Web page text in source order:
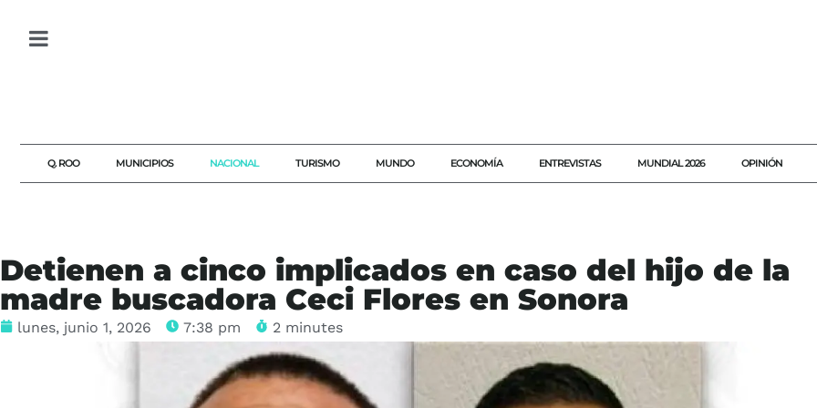
Q. ROO MUNICIPIOS NACIONAL TURISMO MUNDO ECONOMÍA ENTREVISTAS MUNDIAL 2026 OPINIÓN
Detienen a cinco implicados en caso del hijo de la
madre buscadora Ceci Flores en Sonora
lunes, junio 1, 2026 7:38 pm 2 minutes